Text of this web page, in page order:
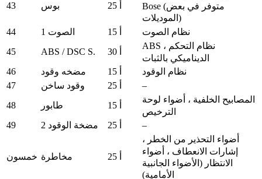
43 بوس
Bose (متوفر في بعض
الموديلات)
44
الصوت 1
نظام الصوت
45
ABS / DSC S.
ABS ، نظام التحكم
الديناميكي بالثبات
46
مضخه وقود
نظام الوقود
47
وقود ساخن
–
48
طابور
المصابيح الخلفية ، أضواء لوحة
الترخيص
49
مضخة الوقود 2 –
خمسون مخاطرة
أضواء التحذير من الخطر ،
إشارات الانعطاف ، أضواء
الانتظار (الأضواء الجانبية
الأمامية)